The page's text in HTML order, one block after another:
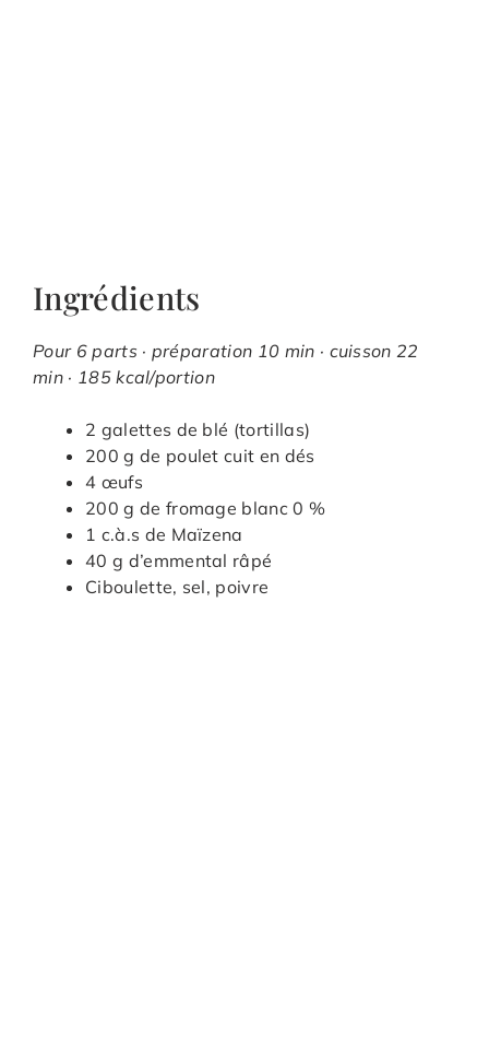
Ingrédients
Pour 6 parts · préparation 10 min · cuisson 22
min · 185 kcal/portion
2 galettes de blé (tortillas)
200 g de poulet cuit en dés
4 œufs
200 g de fromage blanc 0 %
1 c.à.s de Maïzena
40 g d’emmental râpé
Ciboulette, sel, poivre